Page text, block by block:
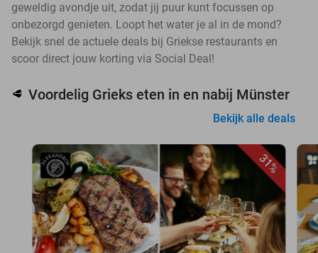
geweldig avondje uit, zodat jij puur kunt focussen op
onbezorgd genieten. Loopt het water je al in de mond?
Bekijk snel de actuele deals bij Griekse restaurants en
scoor direct jouw korting via Social Deal!
🥩 Voordelig Grieks eten in en nabij Münster
Bekijk alle deals
31%